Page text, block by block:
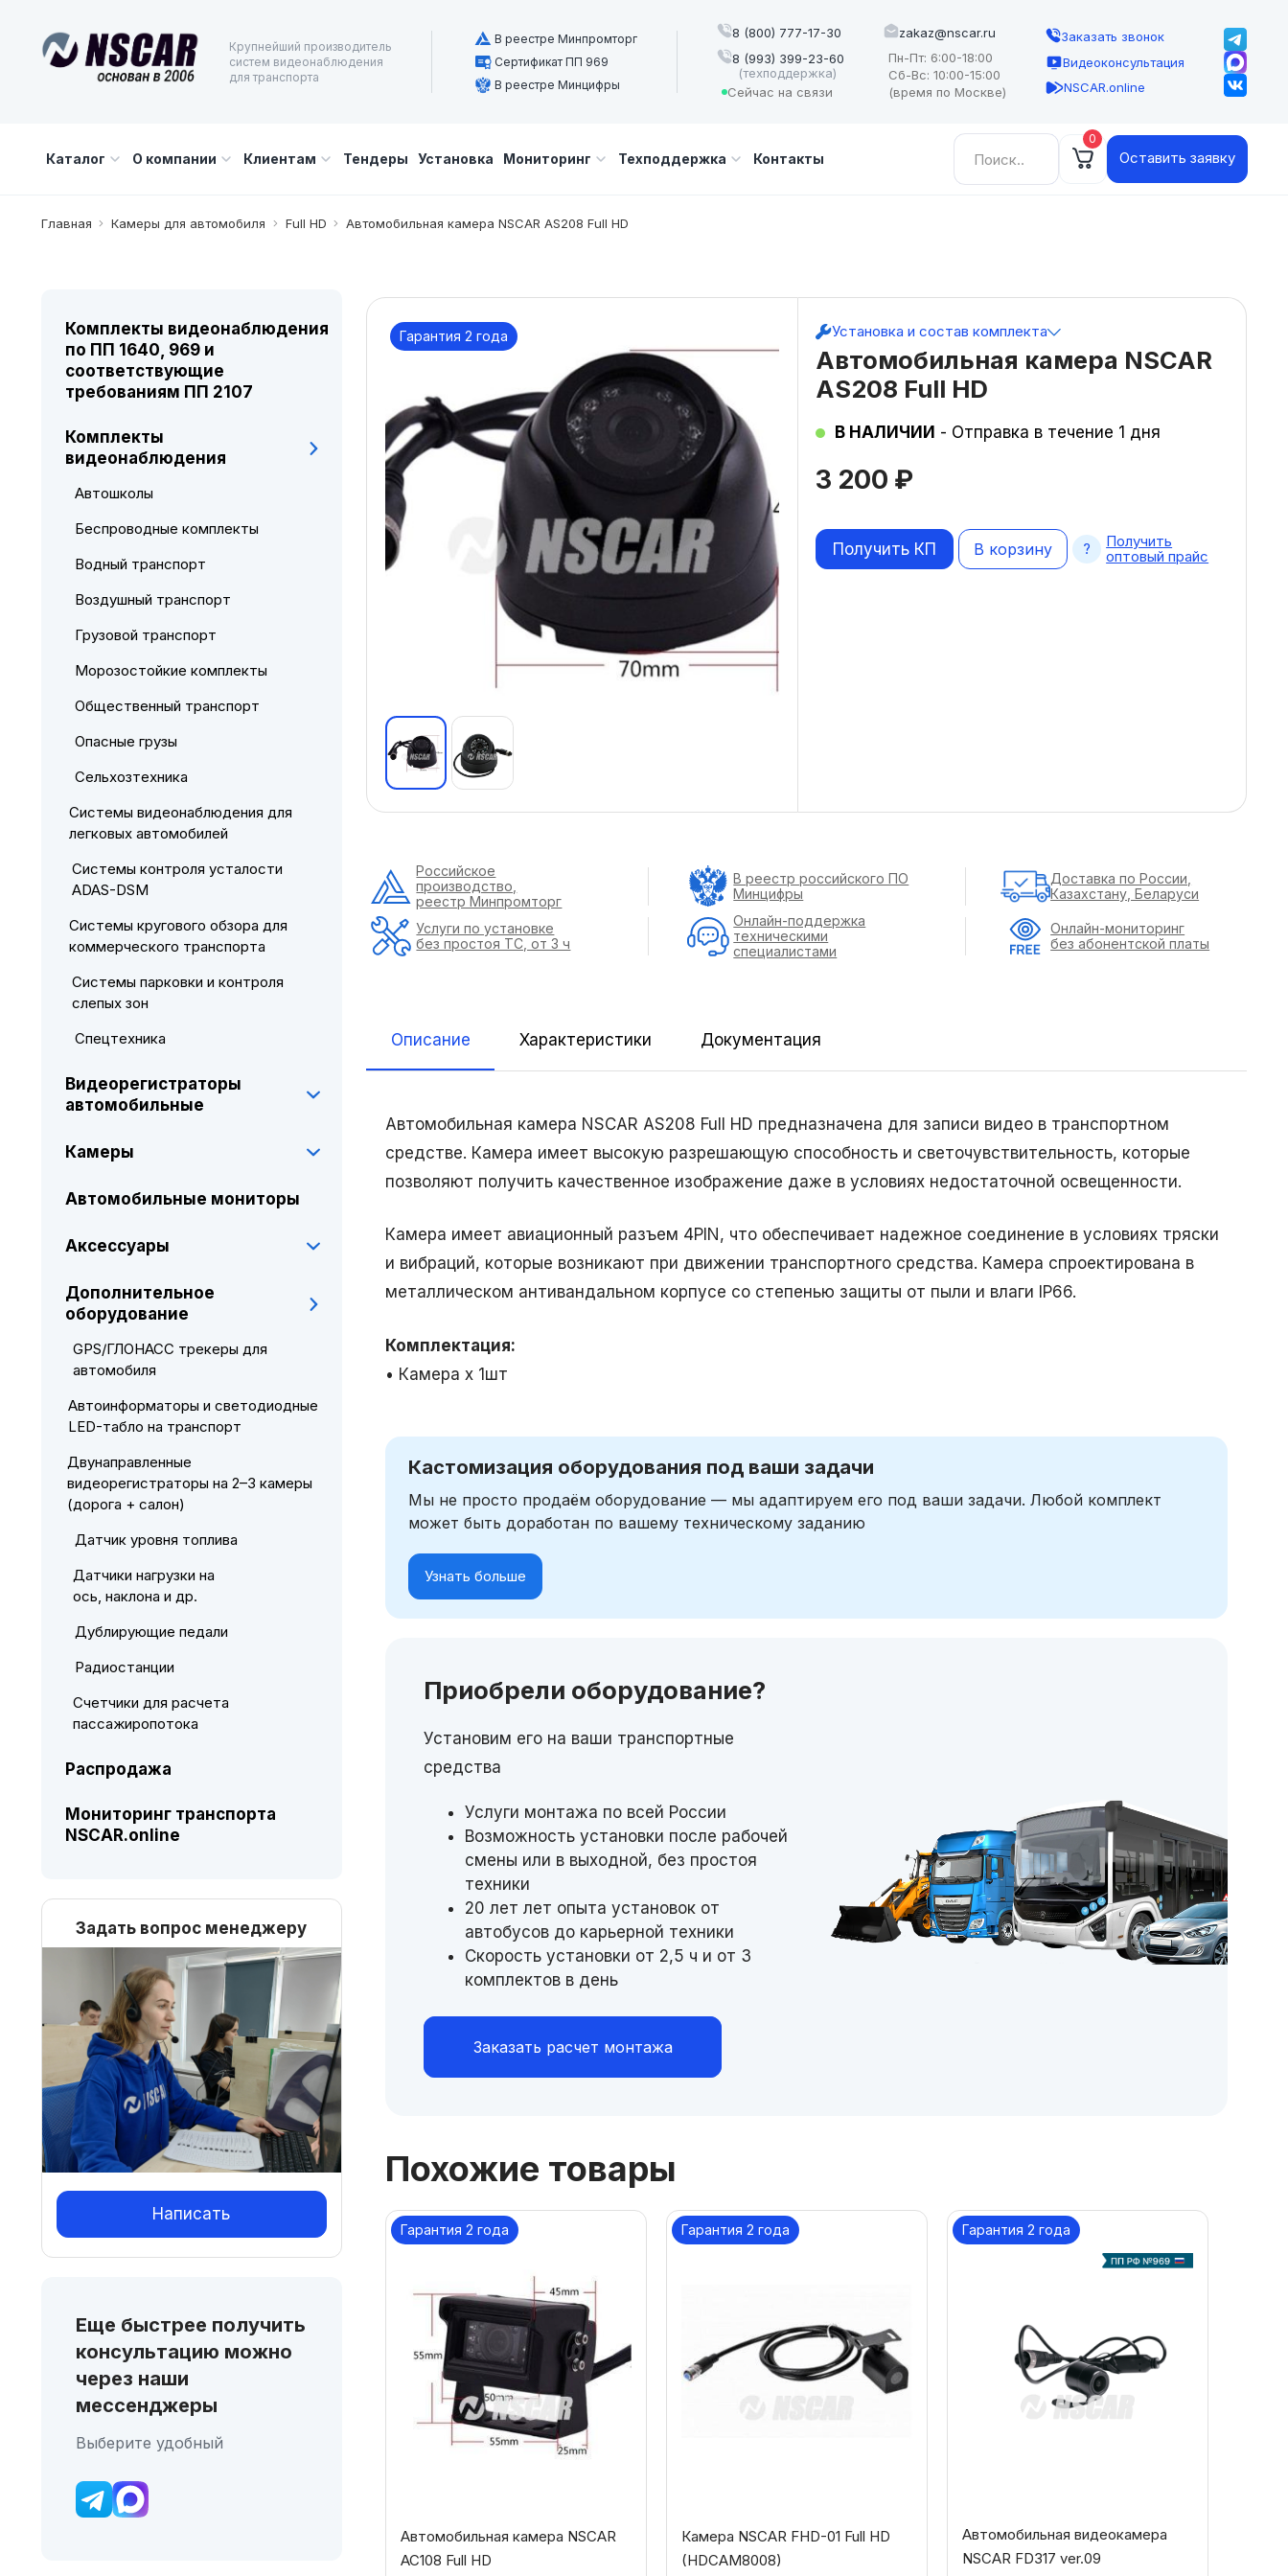
Крупнейший производитель
систем видеонаблюдения
для транспорта
В реестре Минпромторг
Сертификат ПП 969
В реестре Минцифры
8 (800) 777-17-30
8 (993) 399-23-60
(техподдержка)
Сейчас на связи
zakaz@nscar.ru
Пн-Пт: 6:00-18:00
Сб-Вс: 10:00-15:00
(время по Москве)
Заказать звонок
Видеоконсультация
NSCAR.online
Каталог О компании Клиентам Тендеры Установка Мониторинг Техподдержка Контакты
Найти: 0
Оставить заявку
Главная Камеры для автомобиля Full HD Автомобильная камера NSCAR AS208 Full HD
Гарантия 2 года
Автомобильная камера NSCAR
AS208 Full HD
3 200 ₽
В НАЛИЧИИ - Отправка в течение 1 дня
Установка и состав комплекта
В корзину
Получить КП
Получить
оптовый прайс
Описание Характеристики Документация
Автомобильная камера NSCAR AS208 Full HD предназначена для записи видео в транспортном
средстве. Камера имеет высокую разрешающую способность и светочувствительность, которые
позволяют получить качественное изображение даже в условиях недостаточной освещенности.
Камера имеет авиационный разъем 4PIN, что обеспечивает надежное соединение в условиях тряски
и вибраций, которые возникают при движении транспортного средства. Камера спроектирована в
металлическом антивандальном корпусе со степенью защиты от пыли и влаги IP66.
Комплектация:
• Камера х 1шт
Кастомизация оборудования под ваши задачи
Мы не просто продаём оборудование — мы адаптируем его под ваши задачи. Любой комплект
может быть доработан по вашему техническому заданию
Узнать больше
Приобрели оборудование?
Установим его на ваши транспортные
средства
Услуги монтажа по всей России
Возможность установки после рабочей
смены или в выходной, без простоя
техники
20 лет лет опыта установок от
автобусов до карьерной техники
Скорость установки от 2,5 ч и от 3
комплектов в день
Заказать расчет монтажа
Похожие товары
Гарантия 2 года
Автомобильная камера NSCAR
AC108 Full HD
Гарантия 2 года
Камера NSCAR FHD-01 Full HD
(HDCAM8008)
Гарантия 2 года
Автомобильная видеокамера
NSCAR FD317 ver.09
Российское
производство,
реестр Минпромторг
В реестр российского ПО
Минцифры
Доставка по России,
Казахстану, Беларуси
Услуги по установке
без простоя ТС, от 3 ч
Онлайн-поддержка
техническими
специалистами
Онлайн-мониторинг
без абонентской платы
Комплекты видеонаблюдения
по ПП 1640, 969 и
соответствующие
требованиям ПП 2107
Комплекты
видеонаблюдения
Автошколы
Беспроводные комплекты
Водный транспорт
Воздушный транспорт
Грузовой транспорт
Морозостойкие комплекты
Общественный транспорт
Опасные грузы
Сельхозтехника
Системы видеонаблюдения для
легковых автомобилей
Системы контроля усталости
ADAS-DSM
Системы кругового обзора для
коммерческого транспорта
Системы парковки и контроля
слепых зон
Спецтехника
Видеорегистраторы
автомобильные
Камеры
Автомобильные мониторы
Аксессуары
Дополнительное
оборудование
GPS/ГЛОНАСС трекеры для
автомобиля
Автоинформаторы и светодиодные
LED-табло на транспорт
Двунаправленные
видеорегистраторы на 2–3 камеры
(дорога + салон)
Датчик уровня топлива
Датчики нагрузки на
ось, наклона и др.
Дублирующие педали
Радиостанции
Счетчики для расчета
пассажиропотока
Распродажа
Мониторинг транспорта
NSCAR.online
Задать вопрос менеджеру
Написать
Еще быстрее получить
консультацию можно
через наши
мессенджеры
Выберите удобный